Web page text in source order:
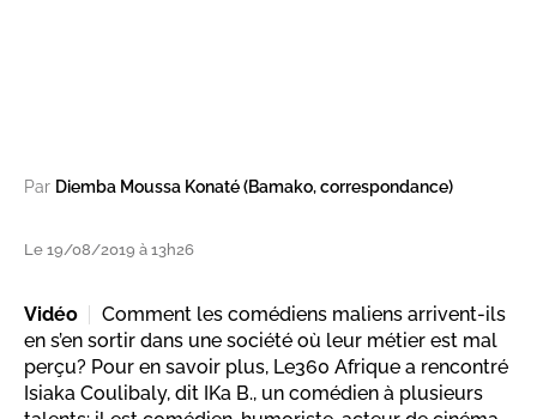
Par Diemba Moussa Konaté (Bamako, correspondance)
Le 19/08/2019 à 13h26
Vidéo
Comment les comédiens maliens arrivent-ils
en s’en sortir dans une société où leur métier est mal
perçu? Pour en savoir plus, Le360 Afrique a rencontré
Isiaka Coulibaly, dit IKa B., un comédien à plusieurs